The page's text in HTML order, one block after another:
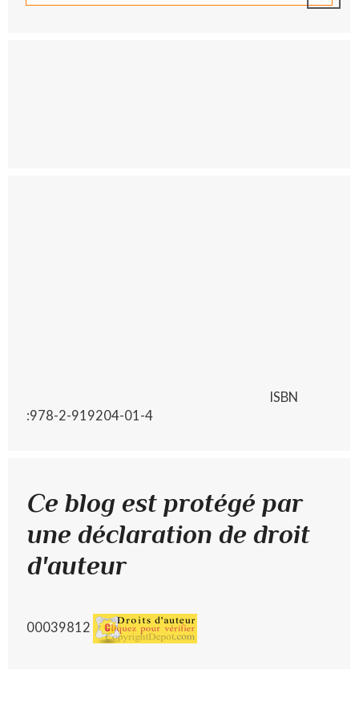
ISBN
:978-2-919204-01-4
Ce blog est protégé par
une déclaration de droit
d'auteur
00039812